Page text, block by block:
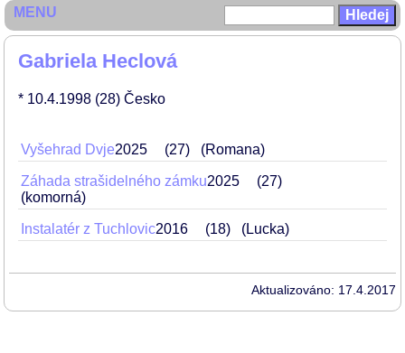
Gabriela Heclová
* 10.4.1998 (28) Česko
Vyšehrad Dvje2025 27 (Romana)
Záhada strašidelného zámku2025
27
(komorná)
Instalatér z Tuchlovic2016 18 (Lucka)
Aktualizováno: 17.4.2017
MENU